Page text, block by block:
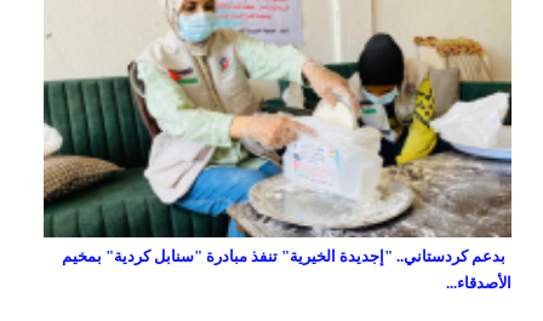
بدعم كردستاني.. "إجديدة الخيرية" تنفذ مبادرة "سنابل كردية" بمخيم
الأصدقاء...